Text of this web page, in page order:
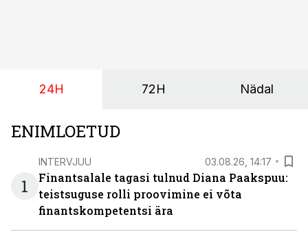
24H 72H Nädal
ENIMLOETUD
1
INTERVJUU 03.08.26, 14:17
Finantsalale tagasi tulnud Diana Paakspuu:
teistsuguse rolli proovimine ei võta
finantskompetentsi ära